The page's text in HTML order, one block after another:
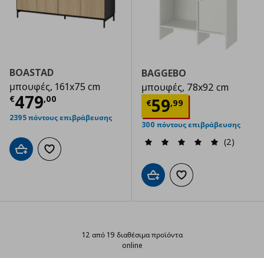
BOASTAD
μπουφές, 161x75 cm
€479,00
Τρέχουσα τιμή € 479,00
2395 πόντους επιβράβευσης
Προσθήκη στο καλάθι
Προσθήκη στα αγαπημένα
BAGGEBO
μπουφές, 78x92 cm
€59,99
Τρέχουσα
300 πόντους επιβράβευσης
(2)
Προσθήκη στο καλάθι
Προσθήκη στα
12 από 19 διαθέσιμα προϊόντα
online
12 από 19 διαθέσιμα προϊόντα